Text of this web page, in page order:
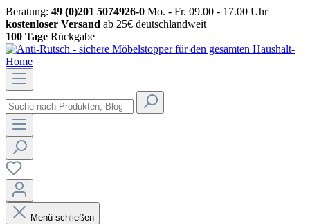
Beratung: 49 (0)201 5074926-0 Mo. - Fr. 09.00 - 17.00 Uhr
kostenloser Versand ab 25€ deutschlandweit
100 Tage Rückgabe
Menü schließen